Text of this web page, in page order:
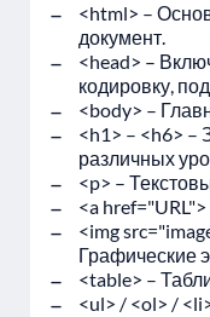
<html> –
документ.
<head> –
кодировку,
<body> –
<h1> – <h6> –
различных
<p> –
<a
<img
Графические
<table> –
<ul> / <ol> /